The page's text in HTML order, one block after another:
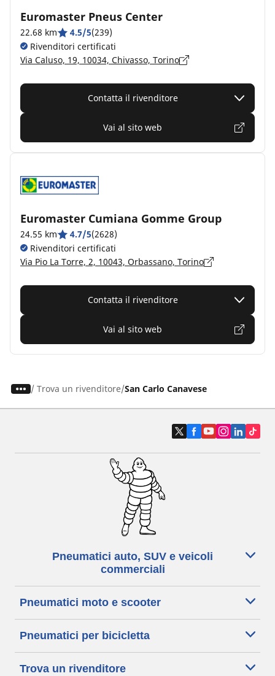
Euromaster Pneus Center
22.68 km 4.5/5(239)
Rivenditori certificati
Via Caluso, 19, 10034, Chivasso, Torino
Contatta il rivenditore
Vai al sito web
Euromaster Cumiana Gomme Group
24.55 km 4.7/5(2628)
Rivenditori certificati
Via Pio La Torre, 2, 10043, Orbassano, Torino
Contatta il rivenditore
Vai al sito web
/ Trova un rivenditore San Carlo Canavese
Pneumatici auto, SUV e veicoli
commerciali
Pneumatici moto e scooter
Pneumatici per bicicletta
Trova un rivenditore